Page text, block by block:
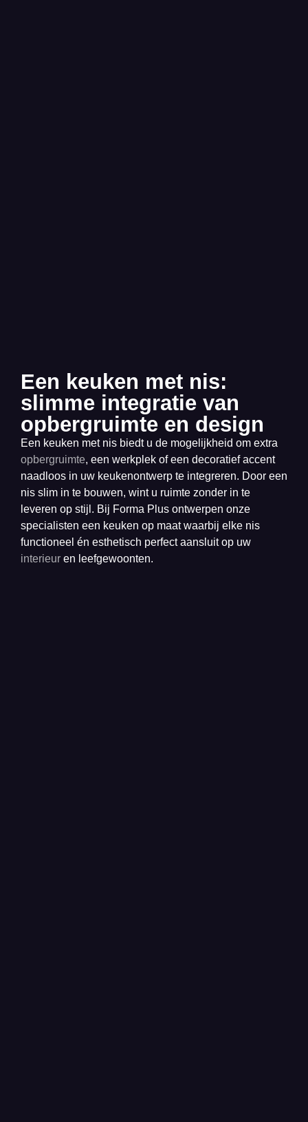
Een keuken met nis:
slimme integratie van
opbergruimte en design
Een keuken met nis biedt u de mogelijkheid om extra
opbergruimte, een werkplek of een decoratief accent
naadloos in uw keukenontwerp te integreren. Door een
nis slim in te bouwen, wint u ruimte zonder in te
leveren op stijl. Bij Forma Plus ontwerpen onze
specialisten een keuken op maat waarbij elke nis
functioneel én esthetisch perfect aansluit op uw
interieur en leefgewoonten.